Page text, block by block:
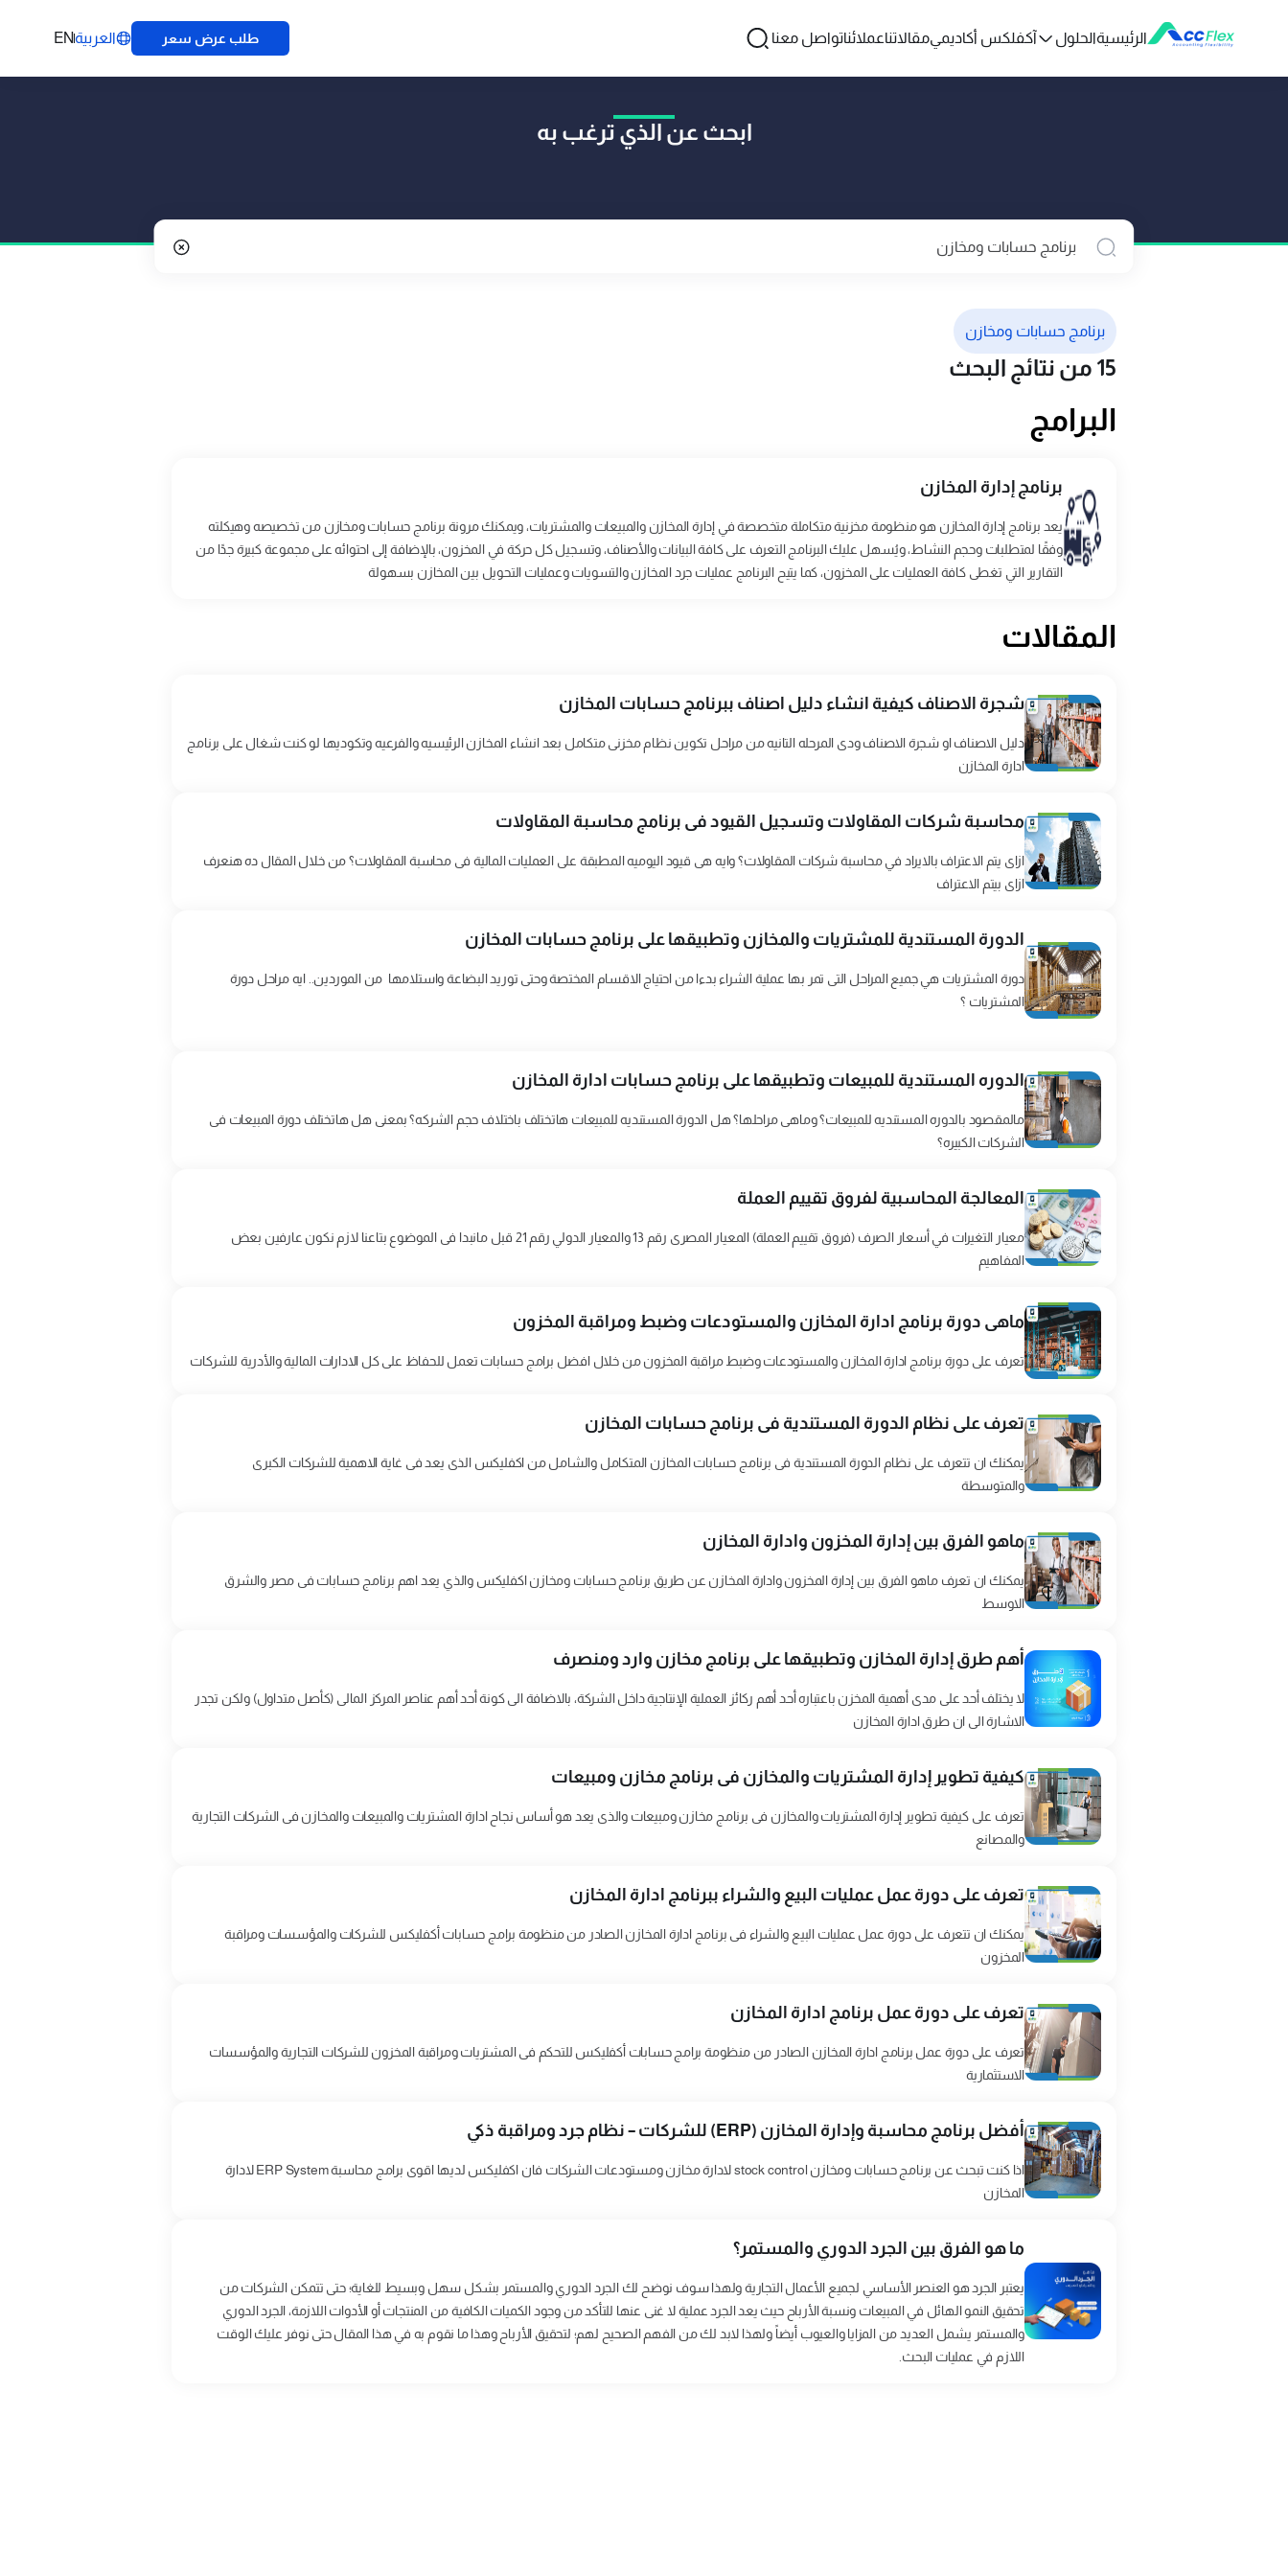
EN العربية طلب عرض سعر تواصل معناعملائنامقالاتناآكفلكس أكاديمي الحلولالرئيسية
ابحث عن الذي ترغب به
برنامج حسابات ومخازن
15 من نتائج البحث
البرامج
برنامج إدارة المخازن
يعد برنامج إدارة المخازن هو منظومة مخزنية متكاملة متخصصة في إدارة المخازن والمبيعات والمشتريات، ويمكنك مرونة برنامج حسابات ومخازن من تخصيصه وهيكلته
وفقًا لمتطلبات وحجم النشاط، ويُسهل عليك البرنامج التعرف على كافة البيانات والأصناف، وتسجيل كل حركة في المخزون، بالإضافة إلى احتوائه على مجموعة كبيرة جدًا من
التقارير التي تغطى كافة العمليات على المخزون، كما يتيح البرنامج عمليات جرد المخازن والتسويات وعمليات التحويل بين المخازن بسهولة
المقالات
شجرة الاصناف كيفية انشاء دليل اصناف ببرنامج حسابات المخازن
دليل الاصناف او شجرة الاصناف ودى المرحله التانيه من مراحل تكوين نظام مخزنى متكامل بعد انشاء المخازن الرئيسيه والفرعيه وتكوديها لو كنت شغال على برنامج
ادارة المخازن
محاسبة شركات المقاولات وتسجيل القيود فى برنامج محاسبة المقاولات
ازاى يتم الاعتراف بالايراد في محاسبة شركات المقاولات؟ وايه هى قيود اليوميه المطبقة على العمليات المالية فى محاسبة المقاولات؟ من خلال المقال ده هنعرف
ازاى بيتم الاعتراف
الدورة المستندية للمشتريات والمخازن وتطبيقها على برنامج حسابات المخازن
دورة المشتريات هي جميع المراحل التى تمر بها عملية الشراء بدءا من احتياج الاقسام المختصة وحتى توريد البضاعة واستلامها من الموردين.. ايه مراحل دورة
المشتريات ؟
الدوره المستندية للمبيعات وتطبيقها على برنامج حسابات ادارة المخازن
مالمقصود بالدوره المستنديه للمبيعات؟ وماهى مراحلها؟ هل الدورة المستنديه للمبيعات هاتختلف باختلاف حجم الشركه؟ بمعنى هل هاتختلف دورة المبيعات فى
الشركات الكبيره؟
المعالجة المحاسبية لفروق تقييم العملة
معيار التغيرات في أسعار الصرف (فروق تقييم العملة) المعيار المصرى رقم 13 والمعيار الدولي رقم 21 قبل مانبدا فى الموضوع بتاعنا لازم نكون عارفين بعض
المفاهيم
ماهى دورة برنامج ادارة المخازن والمستودعات وضبط ومراقبة المخزون
تعرف على دورة برنامج ادارة المخازن والمستودعات وضبط مراقبة المخزون من خلال افضل برامج حسابات تعمل للحفاظ على كل الادارات المالية والأدرية للشركات
تعرف على نظام الدورة المستندية فى برنامج حسابات المخازن
يمكنك ان تتعرف على نظام الدورة المستندية فى برنامج حسابات المخازن المتكامل والشامل من اكفليكس الذى يعد فى غاية الاهمية للشركات الكبرى
والمتوسطة
ماهو الفرق بين إدارة المخزون وادارة المخازن
يمكنك ان تعرف ماهو الفرق بين إدارة المخزون وادارة المخازن عن طريق برنامج حسابات ومخازن اكفليكس والذي يعد اهم برنامج حسابات فى مصر والشرق
الاوسط
أهم طرق إدارة المخازن وتطبيقها على برنامج مخازن وارد ومنصرف
لا يختلف أحد على مدى أهمية المخزن باعتباره أحد أهم ركائز العملية الإنتاجية داخل الشركة، بالاضافة الى كونة أحد أهم عناصر المركز المالى (كأصل متداول) ولكن تجدر
الاشارة الى ان طرق ادارة المخازن
كيفية تطوير إدارة المشتريات والمخازن فى برنامج مخازن ومبيعات
تعرف على كيفية تطوير إدارة المشتريات والمخازن فى برنامج مخازن ومبيعات والذى يعد هو أساس نجاح ادارة المشتريات والمبيعات والمخازن فى الشركات التجارية
والمصانع
تعرف على دورة عمل عمليات البيع والشراء ببرنامج ادارة المخازن
يمكنك ان تتعرف على دورة عمل عمليات البيع والشراء فى برنامج ادارة المخازن الصادر من منظومة برامج حسابات أكفليكس للشركات والمؤسسات ومراقبة
المخزون
تعرف على دورة عمل برنامج ادارة المخازن
تعرف على دورة عمل برنامج ادارة المخازن الصادر من منظومة برامج حسابات أكفليكس للتحكم فى المشتريات ومراقبة المخزون للشركات التجارية والمؤسسات
الاستثمارية
أفضل برنامج محاسبة وإدارة المخازن (ERP) للشركات – نظام جرد ومراقبة ذكي
اذا كنت تبحث عن برنامج حسابات ومخازن stock control لادارة مخازن ومستودعات الشركات فان اكفليكس لديها اقوى برامج محاسبة ERP System لادارة
المخازن
ما هو الفرق بين الجرد الدوري والمستمر؟
يعتبر الجرد هو العنصر الأساسي لجميع الأعمال التجارية ولهذا سوف نوضح لك الجرد الدوري والمستمر بشكل سهل وبسيط للغاية؛ حتى تتمكن الشركات من
تحقيق النمو الهائل في المبيعات ونسبة الأرباح حيث يعد الجرد عملية لا غنى عنها للتأكد من وجود الكميات الكافية من المنتجات أو الأدوات اللازمة، الجرد الدوري
والمستمر يشمل العديد من المزايا والعيوب أيضاً ولهذا لابد لك من الفهم الصحيح لهم؛ لتحقيق الأرباح وهذا ما نقوم به في هذا المقال حتى نوفر عليك الوقت
اللازم في عمليات البحث.